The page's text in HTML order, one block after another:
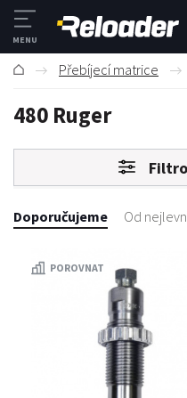
Přebíjecí matrice
480 Ruger
Doporučujeme Od
POROVNAT